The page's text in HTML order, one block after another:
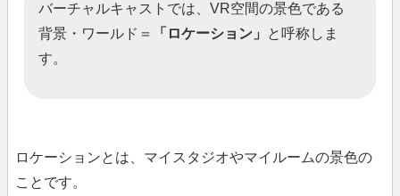
バーチャルキャストでは、VR空間の景色である
背景・ワールド＝
「ロケーション」 と呼称しま
す。
ロケーションとは、マイスタジオやマイルームの景色の
ことです。